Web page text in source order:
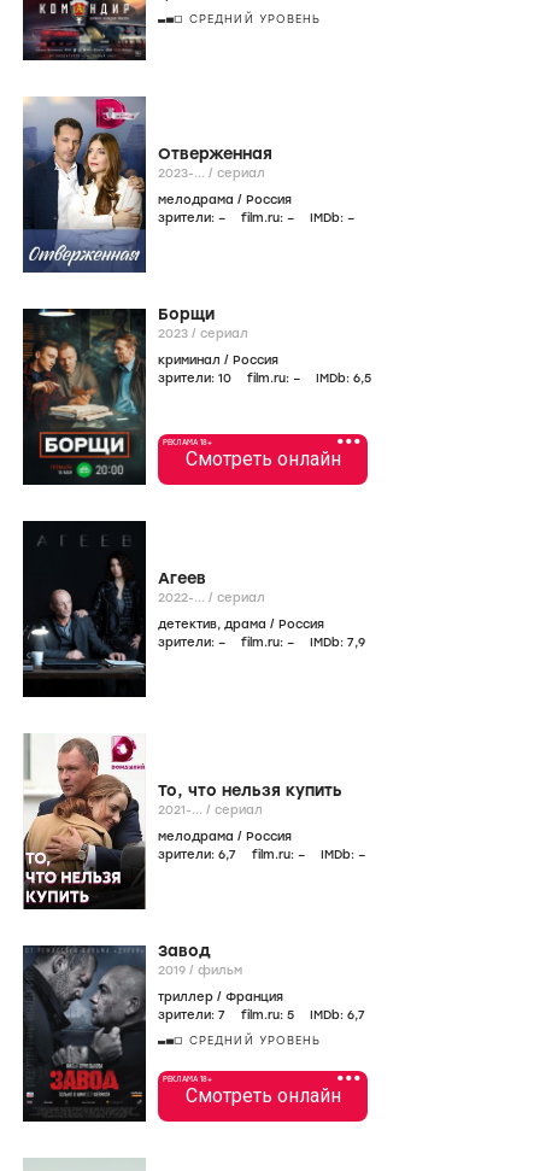
СРЕДНИЙ УРОВЕНЬ
Отверженная
2023-... / сериал
мелодрама / Россия
зрители: – film.ru: – IMDb: –
Борщи
2023 / сериал
криминал / Россия
зрители: 10 film.ru: – IMDb: 6,5
•••
РЕКЛАМА 18+
Смотреть онлайн
Агеев
2022-... / сериал
детектив, драма / Россия
зрители: – film.ru: – IMDb: 7,9
То, что нельзя купить
2021-... / сериал
мелодрама / Россия
зрители: 6,7 film.ru: – IMDb: –
Завод
2019 / фильм
триллер / Франция
зрители: 7 film.ru: 5 IMDb: 6,7
СРЕДНИЙ УРОВЕНЬ
•••
РЕКЛАМА 18+
Смотреть онлайн